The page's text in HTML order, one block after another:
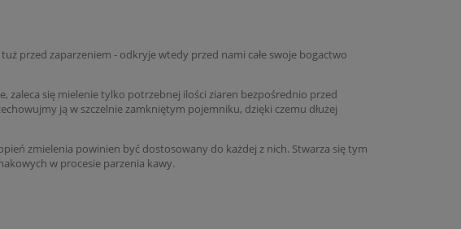
przed zaparzeniem - odkryje wtedy przed nami całe swoje bogactwo
zaleca się mielenie tylko potrzebnej ilości ziaren bezpośrednio przed
ją w szczelnie zamkniętym pojemniku, dzięki czemu dłużej
zmielenia powinien być dostosowany do każdej z nich. Stwarza się tym
w procesie parzenia kawy.